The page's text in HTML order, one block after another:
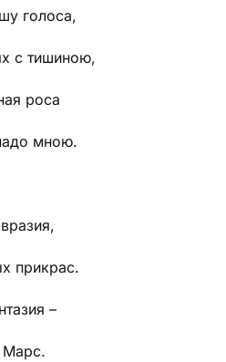
голоса,
с тишиною,
роса
мною.
прикрас.
–
Марс.